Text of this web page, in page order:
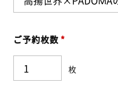
ご予約枚数*
枚